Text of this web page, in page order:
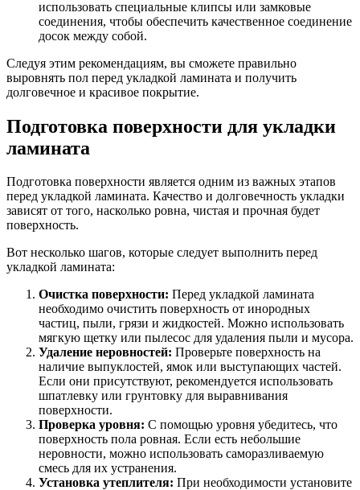
использовать специальные клипсы или замковые
соединения, чтобы обеспечить качественное соединение
досок между собой.
Следуя этим рекомендациям, вы сможете правильно
выровнять пол перед укладкой ламината и получить
долговечное и красивое покрытие.
Подготовка поверхности для укладки
ламината
Подготовка поверхности является одним из важных этапов
перед укладкой ламината. Качество и долговечность укладки
зависят от того, насколько ровна, чистая и прочная будет
поверхность.
Вот несколько шагов, которые следует выполнить перед
укладкой ламината:
Очистка поверхности: Перед укладкой ламината
необходимо очистить поверхность от инородных
частиц, пыли, грязи и жидкостей. Можно использовать
мягкую щетку или пылесос для удаления пыли и мусора.
Удаление неровностей: Проверьте поверхность на
наличие выпуклостей, ямок или выступающих частей.
Если они присутствуют, рекомендуется использовать
шпатлевку или грунтовку для выравнивания
поверхности.
Проверка уровня: С помощью уровня убедитесь, что
поверхность пола ровная. Если есть небольшие
неровности, можно использовать саморазливаемую
смесь для их устранения.
Установка утеплителя: При необходимости установите